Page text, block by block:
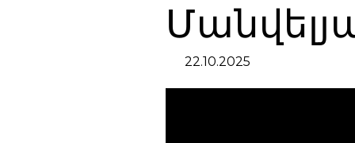
22.10.2025